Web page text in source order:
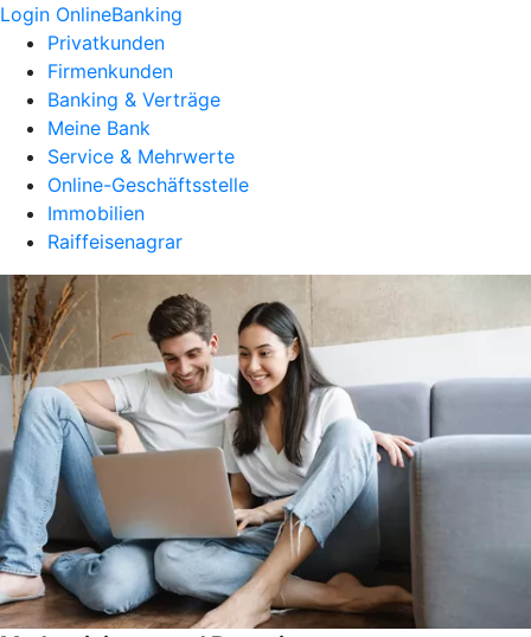
Login OnlineBanking
Privatkunden
Firmenkunden
Banking & Verträge
Meine Bank
Service & Mehrwerte
Online-Geschäftsstelle
Immobilien
Raiffeisenagrar